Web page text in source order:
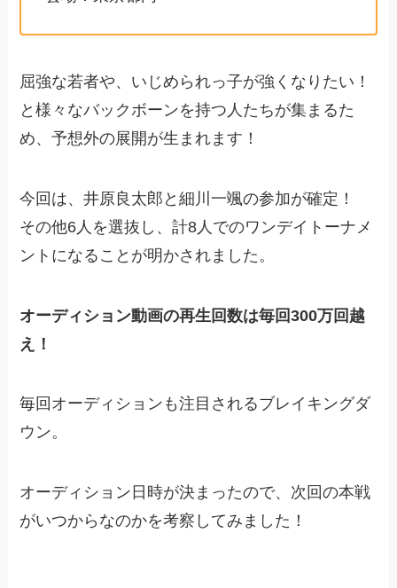
屈強な若者や、いじめられっ子が強くなりたい！
と様々なバックボーンを持つ人たちが集まるた
め、予想外の展開が生まれます！
今回は、井原良太郎と細川一颯の参加が確定！
その他6人を選抜し、計8人でのワンデイトーナメ
ントになることが明かされました。
オーディション動画の再生回数は毎回300万回越
え！
毎回オーディションも注目されるブレイキングダ
ウン。
オーディション日時が決まったので、次回の本戦
がいつからなのかを考察してみました！